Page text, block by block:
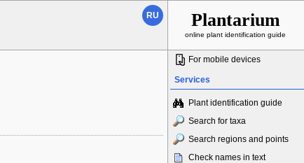
RU Plantarium
online plant identification guide
For mobile devices
Services
Plant identification guide
Search for taxa
Search regions and points
Check names in text